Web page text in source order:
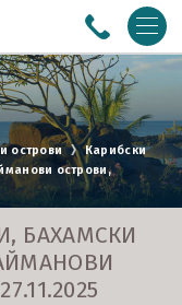
LOGIN
острови
Карибски
острови,
БАХАМСКИ